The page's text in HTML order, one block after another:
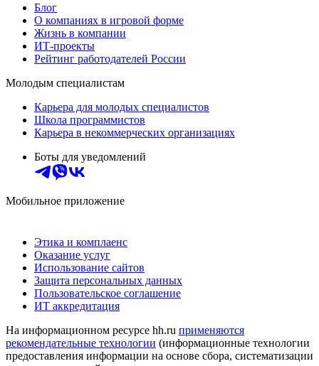
Блог
О компаниях в игровой форме
Жизнь в компании
ИТ-проекты
Рейтинг работодателей России
Молодым специалистам
Карьера для молодых специалистов
Школа программистов
Карьера в некоммерческих организациях
Боты для уведомлений
Мобильное приложение
Этика и комплаенс
Оказание услуг
Использование сайтов
Защита персональных данных
Пользовательское соглашение
ИТ аккредитация
На информационном ресурсе hh.ru применяются
рекомендательные технологии (информационные технологии
предоставления информации на основе сбора, систематизации